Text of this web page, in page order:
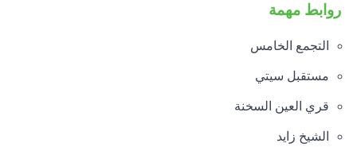
روابط مهمة
التجمع الخامس
مستقبل سيتي
قري العين السخنة
الشيخ زايد